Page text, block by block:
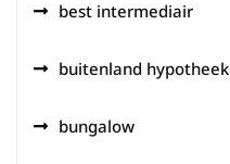
best intermediair
buitenland hypotheek
bungalow